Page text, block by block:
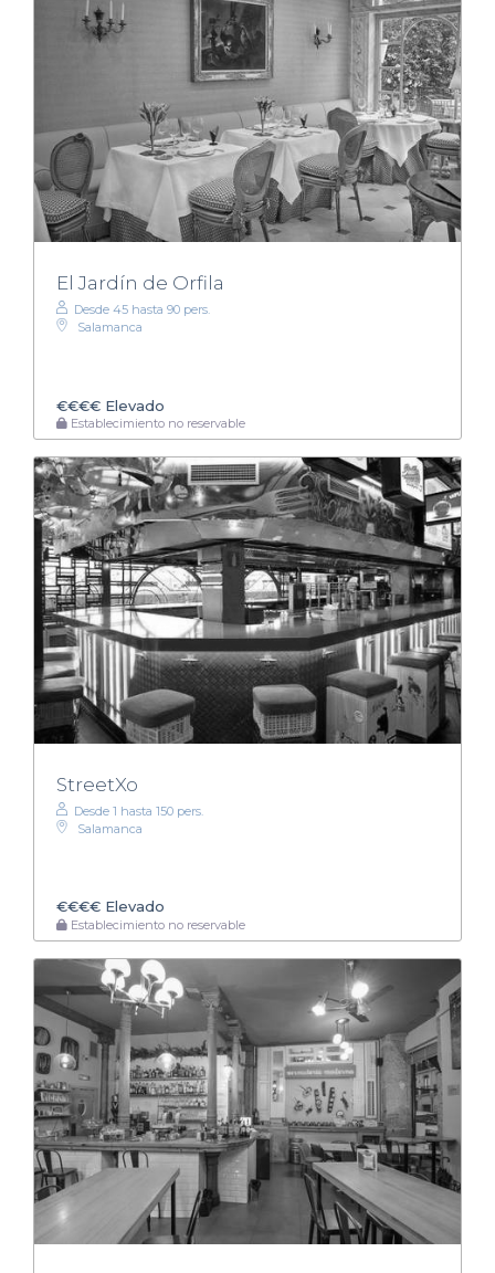
El Jardín de Orfila
Desde 45 hasta 90 pers.
Salamanca
€€€€ Elevado
Establecimiento no reservable
StreetXo
Desde 1 hasta 150 pers.
Salamanca
€€€€ Elevado
Establecimiento no reservable